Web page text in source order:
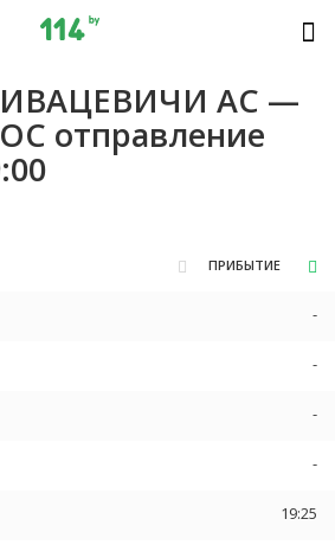
ИВАЦЕВИЧИ АС —
отправление
ПРИБЫТИЕ
-
-
-
-
19:25